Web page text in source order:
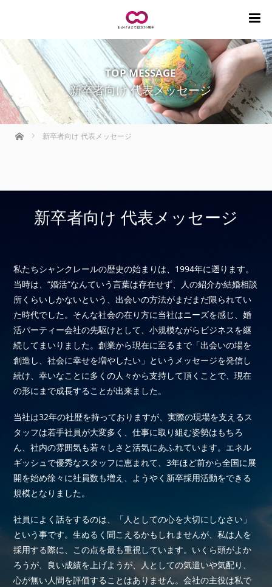
TOP MESSAGE
新卒者向け 代表メッセージ
ホーム 新卒者向け 代表メッセージ
新卒者向け 代表メッセージ
私たちシャンクレールの歴史の始まりは、1994年に遡ります。
当時は、“婚活“なんていう言葉は存在せず、人の紹介か結婚相談
所くらいしかないという、出会いの方法がまだまだ限られてい
た時代でした。そんな社会の在り方に当社はニーズを感じ、婚
活パーティー会社の先駆けとして、小規模ながらビジネスを継
続してまいりました。創業から現在に至るまで「出会いの場を
創造し、社会に幸せを増やしたい」というメッセージを発信し
続け、幸いなことに多くの人々から支持して頂くことで、現在
の形にまで成長することが出来ました。
当社は32年の社歴を持っておりますが、実際の現場を支えるス
タッフは若手社員が大変多く、仕事に取り組む姿勢はもちろ
ん、社内の雰囲気も若々しさと活気にあふれています。エネル
ギッシュで優秀なスタッフに恵まれて、3年ほど前から全国に展
開を始め徐々に社員数も増え、ようやく新卒採用活動をできる
規模となりました。
社員によく話をするのは、「人としての心を大切にしなさい」
という事です。生ぬるく聞こえるかもしれませんが、私は人を
採用する際に、この点を最も重視しています。いくら頭がよか
ろうが、良い成績を上げようが、人としての気遣いや気配り、
心が無い人間を評価することはありません。会社の主役は私で